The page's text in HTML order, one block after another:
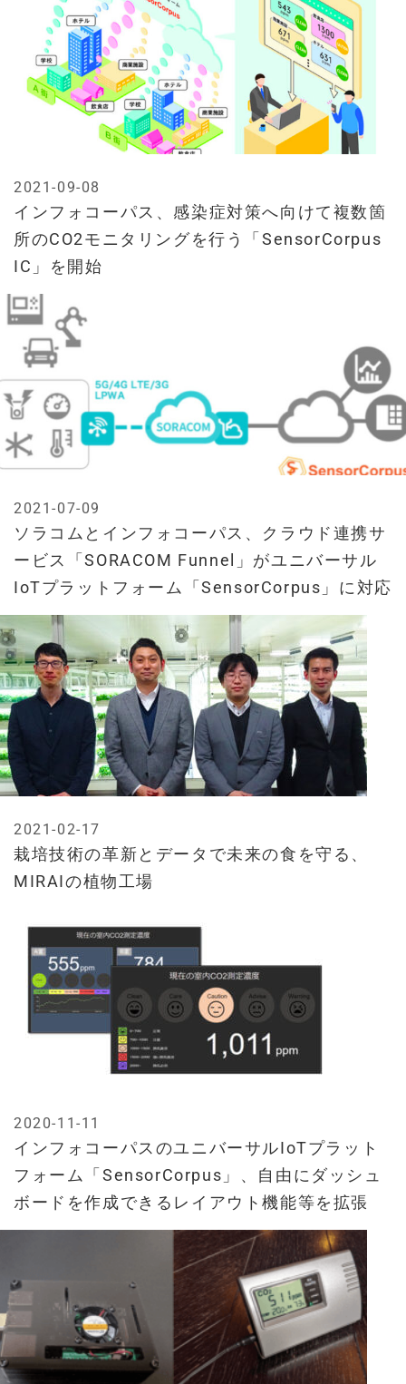
インフォコーパス、感染症対策へ向けて複数箇
所のCO2モニタリングを行う「SensorCorpus
IC」を開始
2021-09-08
ソラコムとインフォコーパス、クラウド連携サ
ービス「SORACOM Funnel」がユニバーサル
IoTプラットフォーム「SensorCorpus」に対応
2021-07-09
栽培技術の革新とデータで未来の食を守る、
MIRAIの植物工場
2021-02-17
インフォコーパスのユニバーサルIoTプラット
フォーム「SensorCorpus」、自由にダッシュ
ボードを作成できるレイアウト機能等を拡張
2020-11-11